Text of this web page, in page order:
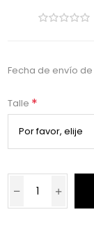
Fecha de envío de
Talle *